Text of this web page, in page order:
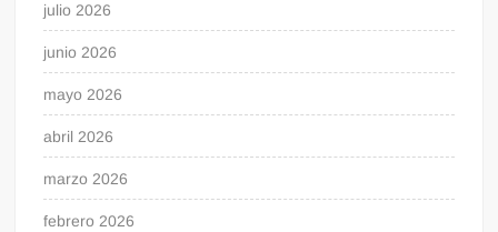
julio 2026
junio 2026
mayo 2026
abril 2026
marzo 2026
febrero 2026